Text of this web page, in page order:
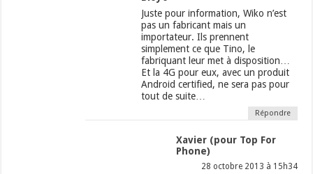
Juste pour information, Wiko n’est
pas un fabricant mais un
importateur. Ils prennent
simplement ce que Tino, le
fabriquant leur met à disposition…
Et la 4G pour eux, avec un produit
Android certified, ne sera pas pour
tout de suite…
Répondre
Xavier (pour Top For
Phone)
28 octobre 2013 à 15h34